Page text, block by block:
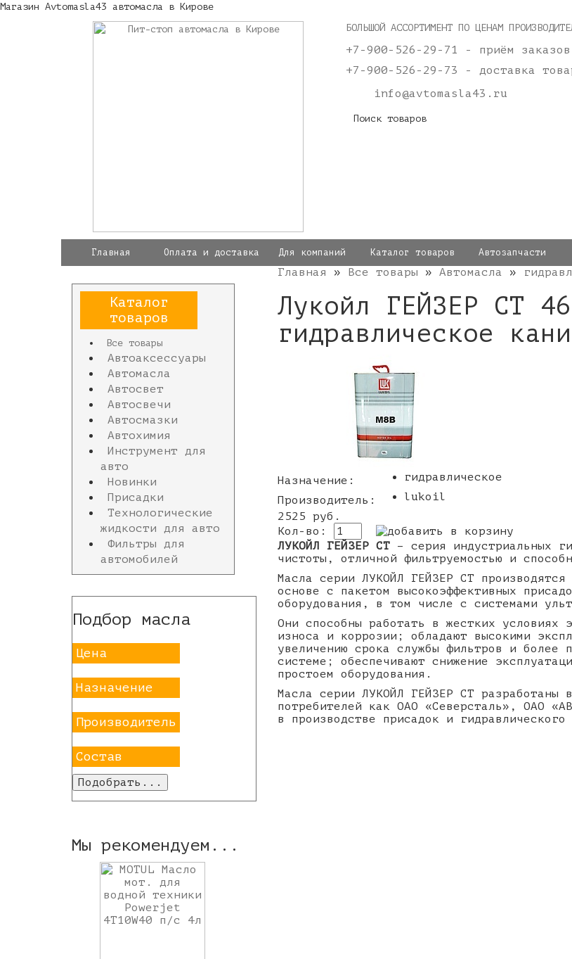
Магазин Avtomasla43 автомасла в Кирове
БОЛЬШОЙ АССОРТИМЕНТ ПО ЦЕНАМ
+7-900-526-29-71 - приём заказов
+7-900-526-29-73 - доставка
info@avtomasla43.ru
Главная Оплата и доставка Для компаний Каталог товаров Автозапчасти
Каталог
товаров
Все товары
Автоаксессуары
Автомасла
Автосвет
Автосвечи
Автосмазки
Автохимия
Инструмент для
авто
Новинки
Присадки
Технологические
жидкости для авто
Фильтры для
автомобилей
Подбор масла
Цена
Назначение
Производитель
Состав
Мы рекомендуем...
Главная » Все товары » Автомасла »
Лукойл ГЕЙЗЕР СТ
гидравлическое
Назначение:
гидравлическое
Производитель:
lukoil
2525 руб.
Кол-во:
ЛУКОЙЛ ГЕЙЗЕР CT– серия индустриальных
чистоты, отличной фильтруемостью и
Масла серии ЛУКОЙЛ ГЕЙЗЕР CT
основе с пакетом высокоэффективных
оборудования, в том числе с системами
Они способны работать в жестких условиях
износа и коррозии; обладают высокими
увеличению срока службы фильтров и более
системе; обеспечивают снижение
простоем оборудования.
Масла серии ЛУКОЙЛ ГЕЙЗЕР CT разработаны
потребителей как ОАО «Северсталь», ОАО
в производстве присадок и гидравлического